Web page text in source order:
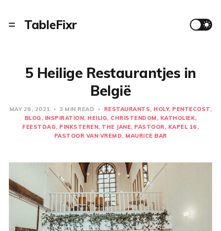
TableFixr
5 Heilige Restaurantjes in
België
MAY 28, 2021 3 MIN READ RESTAURANTS HOLY PENTECOST
BLOG
INSPIRATION HEILIG CHRISTENDOM
KATHOLIEK
FEESTDAG
PINKSTEREN THE JANE PASTOOR
KAPEL 16
PASTOOR VAN VREMD
MAURICE BAR